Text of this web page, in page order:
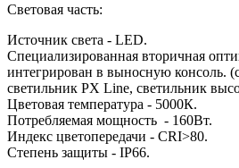
Световая часть:
Источник света - LED.
Специализированная вторичная
интегрирован в выносную консоль.
светильник PX Line, светильник
Цветовая температура - 5000К.
Потребляемая мощность - 160Вт.
Индекс цветопередачи - CRI>80.
Степень защиты - IP66.